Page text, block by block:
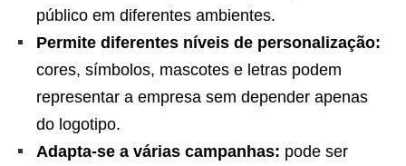
público em diferentes ambientes.
Permite diferentes níveis de personalização:
cores, símbolos, mascotes e letras podem
representar a empresa sem depender apenas
do logotipo.
Adapta-se a várias campanhas: pode ser